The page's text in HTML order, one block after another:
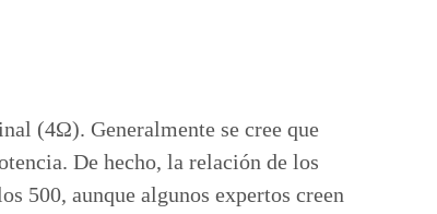
(4Ω). Generalmente se cree que
De hecho, la relación de los
500, aunque algunos expertos creen